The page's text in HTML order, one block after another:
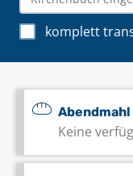
komplett
Keine